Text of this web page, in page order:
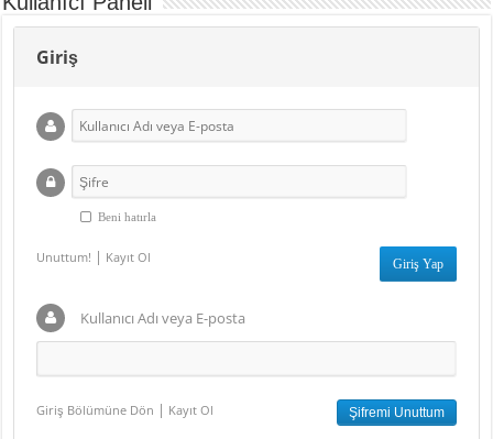
Giriş
Beni hatırla
Unuttum! | Kayıt Ol
Kullanıcı Adı veya E-posta
Giriş Bölümüne Dön | Kayıt Ol